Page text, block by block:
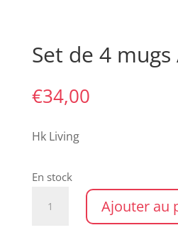
Set de 4 mugs
€34,00
Hk Living
En stock
Ajouter au